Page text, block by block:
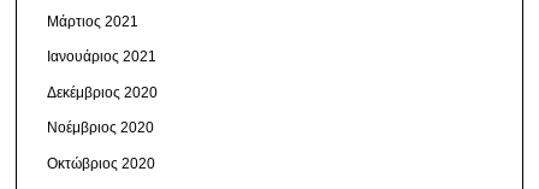
Μάρτιος 2021
Ιανουάριος 2021
Δεκέμβριος 2020
Νοέμβριος 2020
Οκτώβριος 2020